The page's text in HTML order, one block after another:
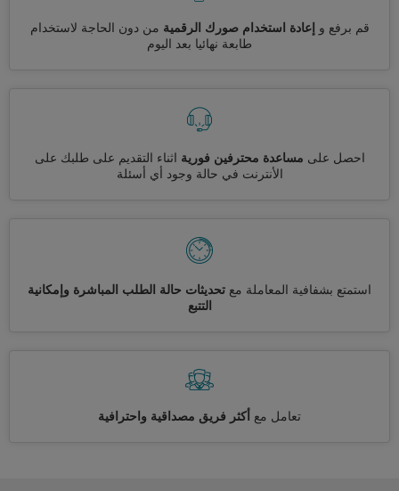
قم برفع و إعادة استخدام صورك الرقمية من دون الحاجة لاستخدام
طابعة نهائيا بعد اليوم
احصل على مساعدة محترفين فورية اثناء التقديم على طلبك على
الأنترنت في حالة وجود أي أسئلة
استمتع بشفافية المعاملة مع تحديثات حالة الطلب المباشرة وإمكانية
التتبع
تعامل مع أكثر فريق مصداقية واحترافية